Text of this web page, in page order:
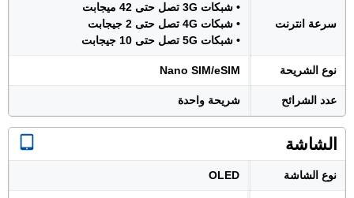
سرعة انترنت
• شبكات 3G تصل حتى 42 ميجابت
• شبكات 4G تصل حتى 2 جيجابت
• شبكات 5G تصل حتى 10 جيجابت
نوع الشريحة Nano SIM/eSIM
عدد الشرائح شريحة واحدة
الشاشة
نوع الشاشة OLED